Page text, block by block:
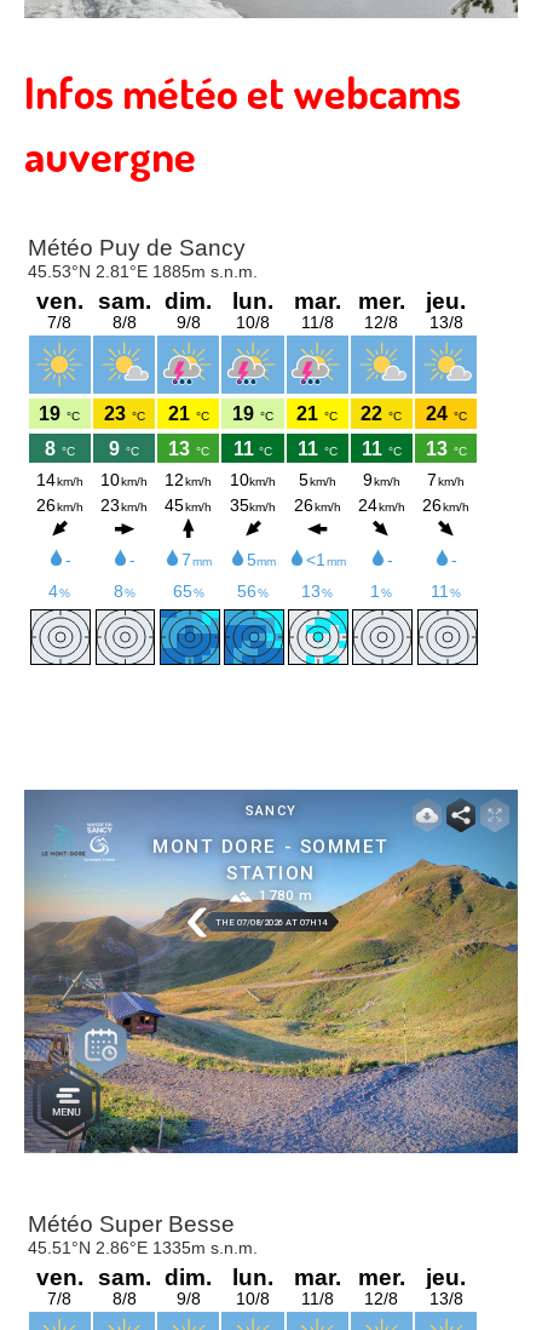
Infos météo et webcams
auvergne